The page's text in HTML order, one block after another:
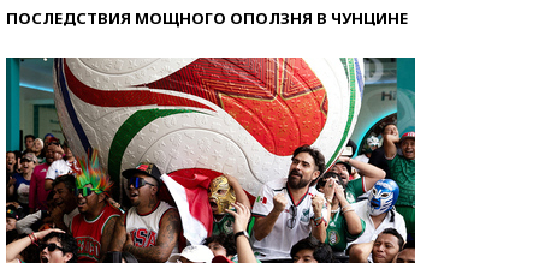
ПОСЛЕДСТВИЯ МОЩНОГО ОПОЛЗНЯ В ЧУНЦИНЕ